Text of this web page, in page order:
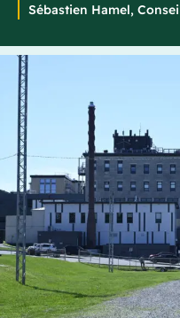
Sébastien Hamel,